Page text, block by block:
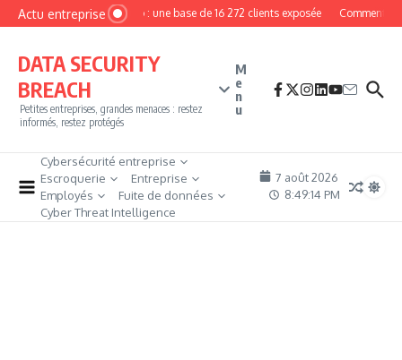
Aller au contenu
Actu entrepriseMyPhoto : une base de 16 272 clients exposée Comment
DATA SECURITY
BREACH
Petites entreprises, grandes menaces : restez
informés, restez protégés
M
e
n
u
Cybersécurité entreprise
Escroquerie
Entreprise
Employés
Fuite de données
Cyber Threat Intelligence
7 août 2026
8:49:15 PM